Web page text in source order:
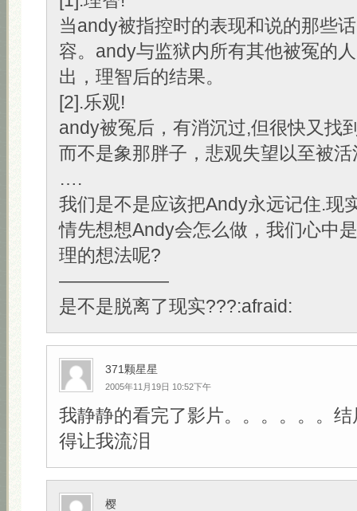
当andy被指控时的表现和说的那些
容。andy与监狱内所有其他被冤的
出，理智后的结果。
[2].乐观!
andy被冤后，有消沉过,但很快又找
而不是象那胖子，悲观失望以至被活
….
我们是不是应该把Andy永远记住.现
情先想想Andy会怎么做，我们心中
理的想法呢?
——————
是不是脱离了现实???:afraid:
371颗星星
2005年11月19日 10:52下午
我静静的看完了影片。。。。。。
得让我流泪
樱